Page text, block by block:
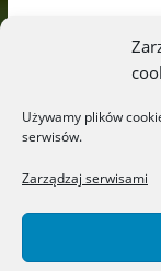
Używamy plików
serwisów.
Zarządzaj serwisami